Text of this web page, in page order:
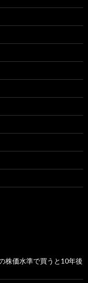
株価水準で買うと10年後